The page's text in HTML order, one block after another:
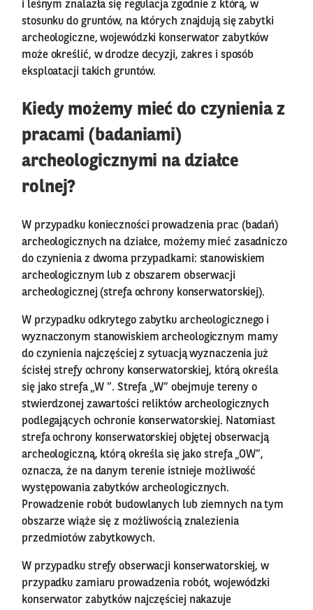
i leśnym znalazła się regulacja zgodnie z którą, w
stosunku do gruntów, na których znajdują się zabytki
archeologiczne, wojewódzki konserwator zabytków
może określić, w drodze decyzji, zakres i sposób
eksploatacji takich gruntów.
Kiedy możemy mieć do czynienia z
pracami (badaniami)
archeologicznymi na działce
rolnej?
W przypadku konieczności prowadzenia prac (badań)
archeologicznych na działce, możemy mieć zasadniczo
do czynienia z dwoma przypadkami: stanowiskiem
archeologicznym lub z obszarem obserwacji
archeologicznej (strefa ochrony konserwatorskiej).
W przypadku odkrytego zabytku archeologicznego i
wyznaczonym stanowiskiem archeologicznym mamy
do czynienia najczęściej z sytuacją wyznaczenia już
ścisłej strefy ochrony konserwatorskiej, którą określa
się jako strefa „W ”. Strefa „W” obejmuje tereny o
stwierdzonej zawartości reliktów archeologicznych
podlegających ochronie konserwatorskiej. Natomiast
strefa ochrony konserwatorskiej objętej obserwacją
archeologiczną, którą określa się jako strefa „OW”,
oznacza, że na danym terenie istnieje możliwość
występowania zabytków archeologicznych.
Prowadzenie robót budowlanych lub ziemnych na tym
obszarze wiąże się z możliwością znalezienia
przedmiotów zabytkowych.
W przypadku strefy obserwacji konserwatorskiej, w
przypadku zamiaru prowadzenia robót, wojewódzki
konserwator zabytków najczęściej nakazuje